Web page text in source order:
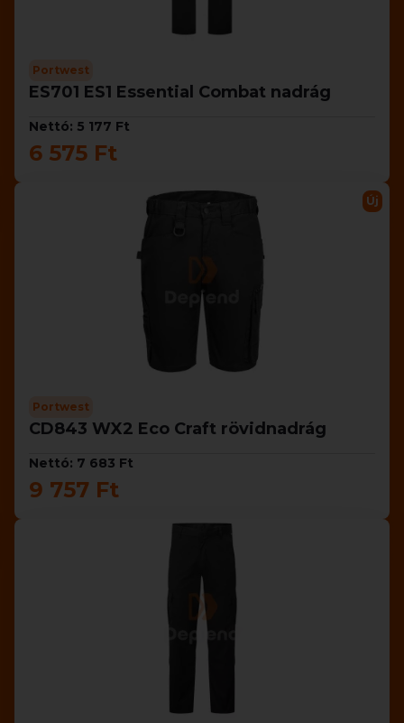
Portwest
ES701 ES1 Essential Combat nadrág
Nettó: 5 177 Ft
6 575 Ft
Új
Portwest
CD843 WX2 Eco Craft rövidnadrág
Nettó: 7 683 Ft
9 757 Ft